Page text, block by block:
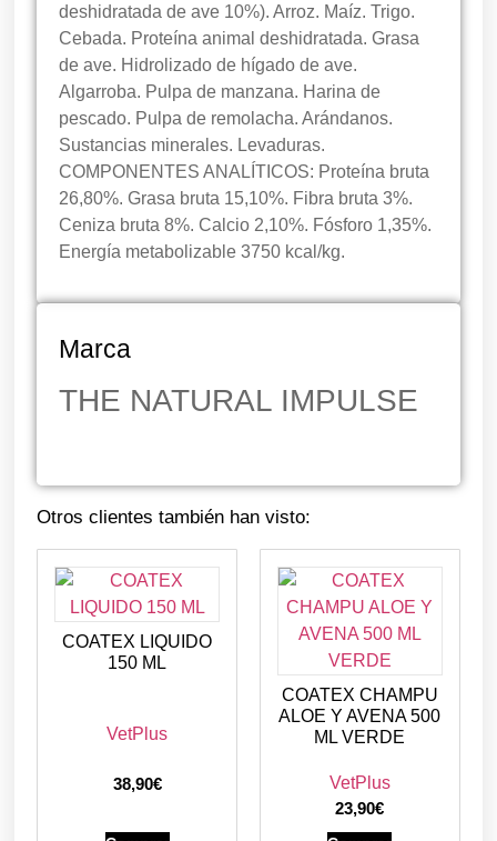
deshidratada de ave 10%). Arroz. Maíz. Trigo.
Cebada. Proteína animal deshidratada. Grasa
de ave. Hidrolizado de hígado de ave.
Algarroba. Pulpa de manzana. Harina de
pescado. Pulpa de remolacha. Arándanos.
Sustancias minerales. Levaduras.
COMPONENTES ANALÍTICOS: Proteína bruta
26,80%. Grasa bruta 15,10%. Fibra bruta 3%.
Ceniza bruta 8%. Calcio 2,10%. Fósforo 1,35%.
Energía metabolizable 3750 kcal/kg.
Marca
THE NATURAL IMPULSE
Otros clientes también han visto:
COATEX LIQUIDO
150 ML
VetPlus
38,90€
COATEX CHAMPU
ALOE Y AVENA 500
ML VERDE
VetPlus
23,90€